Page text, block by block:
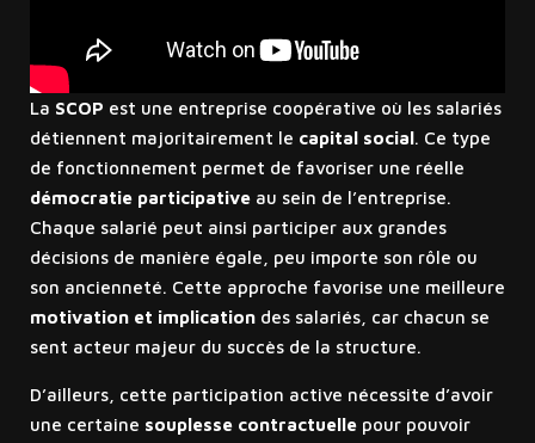
La SCOP est une entreprise coopérative où les salariés
détiennent majoritairement le capital social. Ce type
de fonctionnement permet de favoriser une réelle
démocratie participativeau sein de l’entreprise.
Chaque salarié peut ainsi participer aux grandes
décisions de manière égale, peu importe son rôle ou
son ancienneté. Cette approche favorise une meilleure
motivation et implicationdes salariés, car chacun se
sent acteur majeur du succès de la structure.
D’ailleurs, cette participation active nécessite d’avoir
une certaine souplesse contractuellepour pouvoir